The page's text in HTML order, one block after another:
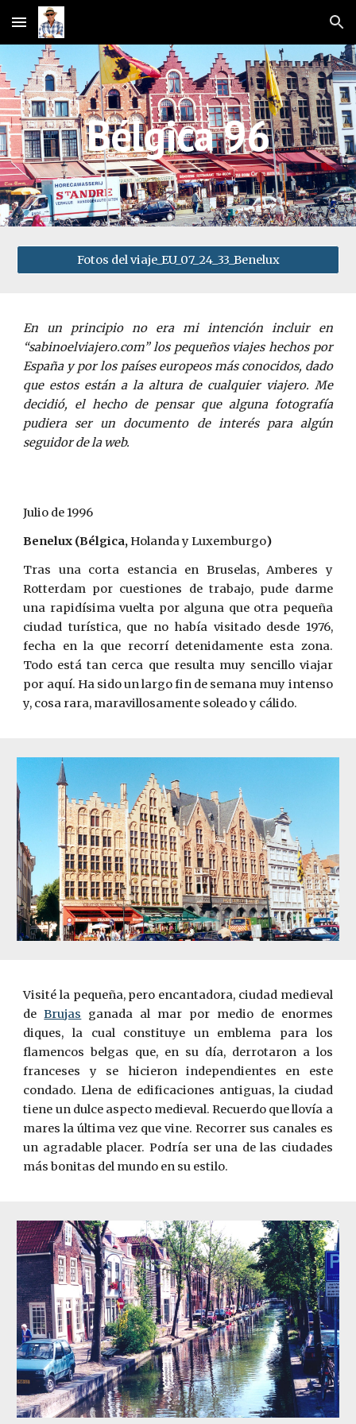
Skip to main content Skip to navigation
Bélgica 96
Fotos del viaje_EU_07_24_33_Benelux
En un principio no era mi intención incluir en
“sabinoelviajero.com” los pequeños viajes hechos por
España y por los países europeos más conocidos, dado
que estos están a la altura de cualquier viajero. Me
decidió, el hecho de pensar que alguna fotografía
pudiera ser un documento de interés para algún
seguidor de la web.
Julio de 1996
Benelux (Bélgica,Holanda y Luxemburgo)
Tras una corta estancia en Bruselas, Amberes y
Rotterdam por cuestiones de trabajo, pude darme
una rapidísima vuelta por alguna que otra pequeña
ciudad turística, que no había visitado desde 1976,
fecha en la que recorrí detenidamente esta zona.
Todo está tan cerca que resulta muy sencillo viajar
por aquí. Ha sido un largo fin de semana muy intenso
y, cosa rara, maravillosamente soleado y cálido.
Visité la pequeña, pero encantadora, ciudad medieval
deBrujas ganada al mar por medio de enormes
diques, la cual constituye un emblema para los
flamencos belgas que, en su día, derrotaron a los
franceses y se hicieron independientes en este
condado. Llena de edificaciones antiguas, la ciudad
tiene un dulce aspecto medieval. Recuerdo que llovía a
mares la última vez que vine. Recorrer sus canales es
un agradable placer. Podría ser una de las ciudades
más bonitas del mundo en su estilo.